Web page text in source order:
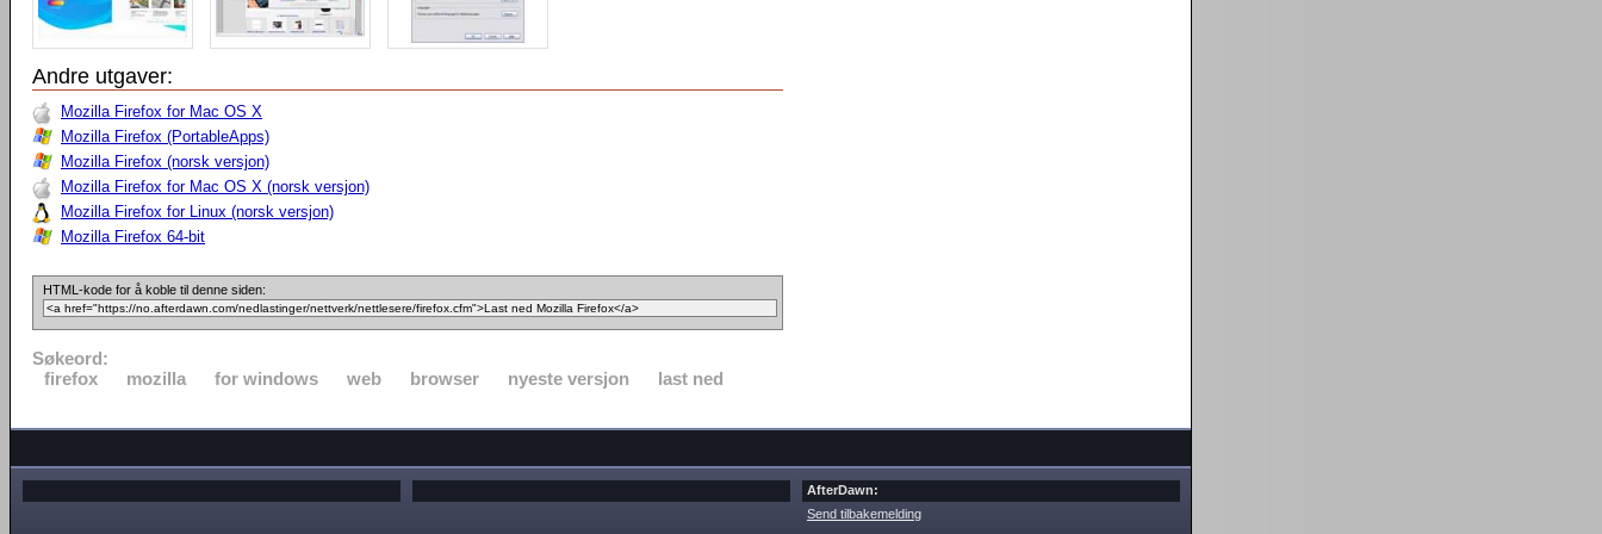
Andre utgaver:
Mozilla Firefox for Mac OS X
Mozilla Firefox (PortableApps)
Mozilla Firefox (norsk versjon)
Mozilla Firefox for Mac OS X (norsk versjon)
Mozilla Firefox for Linux (norsk versjon)
Mozilla Firefox 64-bit
HTML-kode for å koble til denne siden:
Søkeord:
firefox
mozilla for windows web browser nyeste versjon last ned
AfterDawn:
Send tilbakemelding